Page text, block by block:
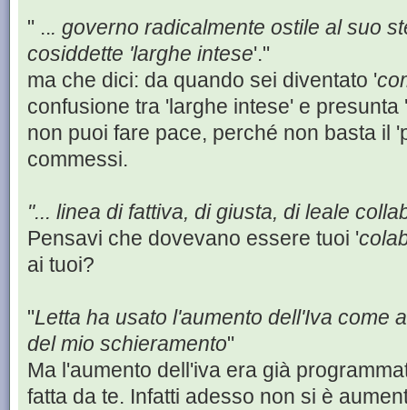
" ... governo radicalmente ostile al suo
cosiddette 'larghe intese'."
ma che dici: da quando sei diventato '
confusione tra 'larghe intese' e
non puoi fare pace, perché non basta il
commessi.
"... linea di fattiva, di giusta, di leale
Pensavi che dovevano essere tuoi '
ai tuoi?
"Letta ha usato l'aumento dell'Iva come
del mio schieramento"
Ma l'aumento dell'iva era già
fatta da te. Infatti adesso non si è